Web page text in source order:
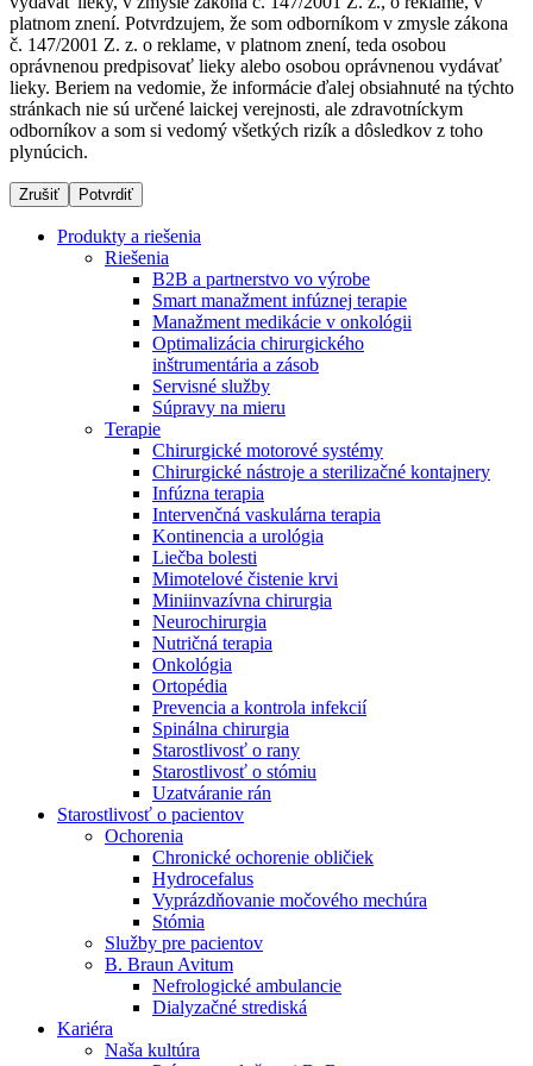
Produktový katalóg​
Objavte naše produkty. ​Navštívte produktový katalóg B.
Braun​ s našim kompletným produktovým portfóliom.​
Dialyzačné strediská
B. Braun Avitum poskytuje kvalitnú dialyzačnú starostlivosť
vo všetkých svojich strediskách na Slovensku. Viac
Nefrologické ambulancie
V nefrologických ambulanciách prevádzkujeme poradenstvo
a prípravu pacientov k jednotlivým metódam náhrady funkcie
obličiek. Zvoľte si mesto, ktoré potrebujete a navštívte nás.
Zostaňte v dialógu s B. Braun. Kontaktujte nás.
platnom znení. Potvrdzujem, že som odborníkom v zmysle zákona
č. 147/2001 Z. z. o reklame, v platnom znení, teda osobou
oprávnenou predpisovať lieky alebo osobou oprávnenou vydávať
lieky. Beriem na vedomie, že informácie ďalej obsiahnuté na týchto
stránkach nie sú určené laickej verejnosti, ale zdravotníckym
odborníkov a som si vedomý všetkých rizík a dôsledkov z toho
plynúcich.
Zrušiť Potvrdiť
Produkty a riešenia
Riešenia
B2B a partnerstvo vo výrobe
Smart manažment infúznej terapie
Manažment medikácie v onkológii
Optimalizácia chirurgického
inštrumentária a zásob
Servisné služby
Súpravy na mieru
Terapie
Chirurgické motorové systémy
Chirurgické nástroje a sterilizačné kontajnery
Infúzna terapia
Intervenčná vaskulárna terapia
Kontinencia a urológia
Liečba bolesti
Mimotelové čistenie krvi
Miniinvazívna chirurgia
Neurochirurgia
Nutričná terapia
Onkológia
Ortopédia
Prevencia a kontrola infekcií
Spinálna chirurgia
Starostlivosť o rany
Starostlivosť o stómiu
Uzatváranie rán
Starostlivosť o pacientov
Ochorenia
Chronické ochorenie obličiek
Hydrocefalus
Vyprázdňovanie močového mechúra
Stómia
Služby pre pacientov
B. Braun Avitum
Nefrologické ambulancie
Dialyzačné strediská
Kariéra
Naša kultúra